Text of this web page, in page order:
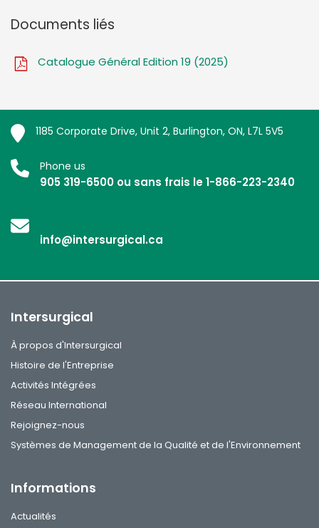
Documents liés
Catalogue Général Edition 19 (2025)
1185 Corporate Drive, Unit 2, Burlington, ON, L7L 5V5
Phone us
905 319-6500 ou sans frais le 1-866-223-2340
info@intersurgical.ca
Intersurgical
À propos d'Intersurgical
Histoire de l'Entreprise
Activités Intégrées
Réseau International
Rejoignez-nous
Systèmes de Management de la Qualité et de l'Environnement
Informations
Actualités